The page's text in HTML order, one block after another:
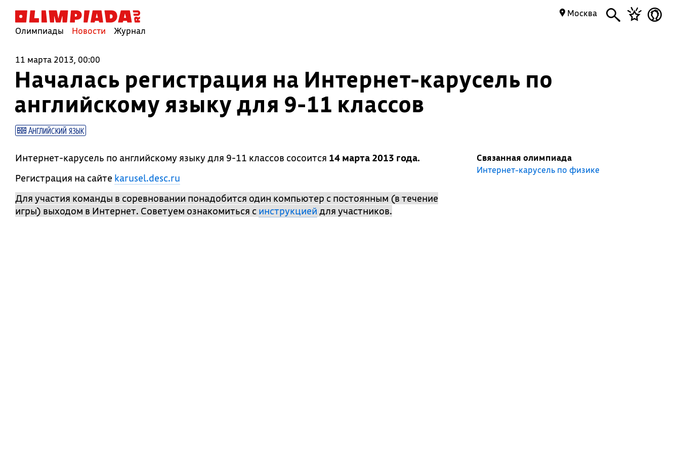
Олимпиады Новости Журнал
Москва
11 марта 2013, 00:00
Началась регистрация на Интернет-карусель по
английскому языку для 9-11 классов
Английский язык
Интернет-карусель по английскому языку для 9-11 классов сосоится 14 марта 2013 года.
Регистрация на сайте karusel.desc.ru
Для участия команды в соревновании понадобится один компьютер с постоянным (в течение
игры) выходом в Интернет. Советуем ознакомиться с инструкцией для участников.
Связанная олимпиада
Интернет-карусель по физике